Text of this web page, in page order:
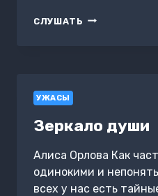
СЛУШАТЬ ЭЛ
УЖАСЫ
Зеркало души
Алиса Орлова Как
одинокими и
всех у нас есть